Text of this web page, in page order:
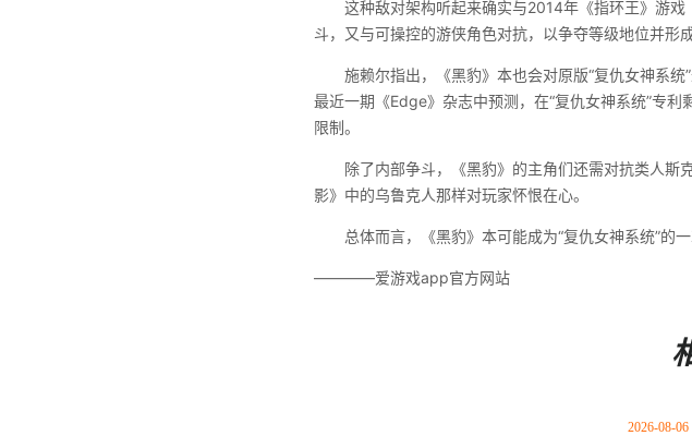
这种敌对架构听起来确实与2014年《指环王》游
斗，又与可操控的游侠角色对抗，以争夺等级地位并形
施赖尔指出，《黑豹》本也会对原版“复仇女神系
最近一期《Edge》杂志中预测，在“复仇女神系统”专
限制。
除了内部争斗，《黑豹》的主角们还需对抗类人
影》中的乌鲁克人那样对玩家怀恨在心。
总体而言，《黑豹》本可能成为“复仇女神系统”
————爱游戏app官方网站
2026-08-06